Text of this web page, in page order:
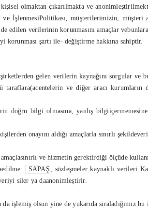
olmaktan çıkarılmakta ve
müşterilerimizin, müşteri
edilen verilerinin korunmasını amaçlar
şartı ile- değiştirme hakkına sahiptir.
gelen verilerin kaynağını sorgular ve
taraflara(acentelerin ve diğer aracı kurumların
doğru bilgi olmasına, yanlış
onayını aldığı amaçlarla sınırlı
ve hizmetin gerektirdiği ölçüde
SAPAŞ , sözleşmeler kaynaklı verileri
siler ya daanonimleştirir.
işlemiş olsun yine de yukarıda sıraladığımız